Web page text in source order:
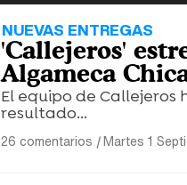
NUEVAS ENTREGAS
'Callejeros'
Algameca
El equipo de Callejeros
resultado...
26 comentarios |Martes 1